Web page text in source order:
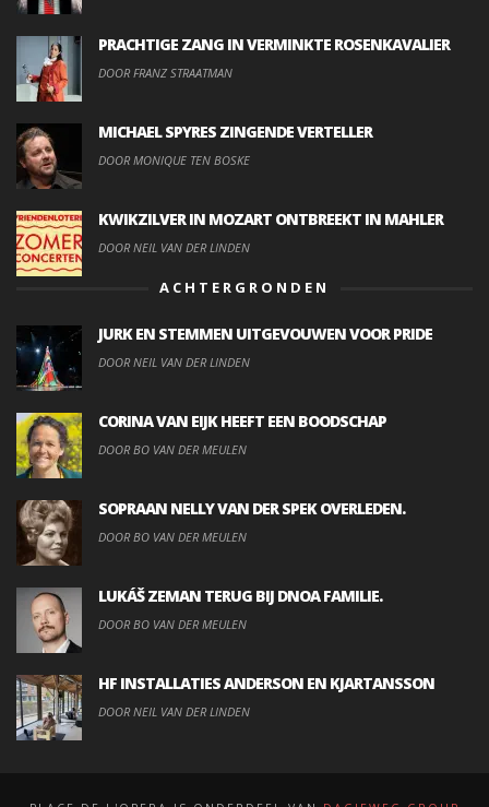
PRACHTIGE ZANG IN VERMINKTE ROSENKAVALIER
DOOR FRANZ STRAATMAN
MICHAEL SPYRES ZINGENDE VERTELLER
DOOR MONIQUE TEN BOSKE
KWIKZILVER IN MOZART ONTBREEKT IN MAHLER
DOOR NEIL VAN DER LINDEN
ACHTERGRONDEN
JURK EN STEMMEN UITGEVOUWEN VOOR PRIDE
DOOR NEIL VAN DER LINDEN
CORINA VAN EIJK HEEFT EEN BOODSCHAP
DOOR BO VAN DER MEULEN
SOPRAAN NELLY VAN DER SPEK OVERLEDEN.
DOOR BO VAN DER MEULEN
LUKÁŠ ZEMAN TERUG BIJ DNOA FAMILIE.
DOOR BO VAN DER MEULEN
HF INSTALLATIES ANDERSON EN KJARTANSSON
DOOR NEIL VAN DER LINDEN